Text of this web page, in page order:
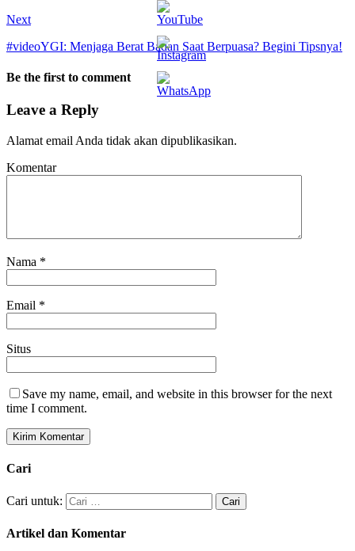
Next
#videoYGI: Menjaga Berat Badan Saat Berpuasa? Begini Tipsnya!
Be the first to comment
Leave a Reply
Alamat email Anda tidak akan dipublikasikan.
Komentar
Nama *
Email *
Situs
Save my name, email, and website in this browser for the next
time I comment.
Cari
Cari untuk:
Artikel dan Komentar